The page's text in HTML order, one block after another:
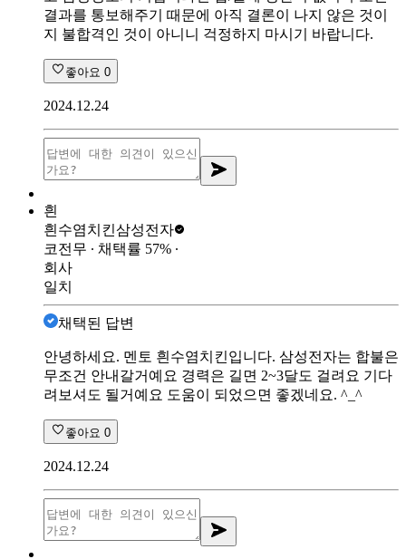
결과를 통보해주기 때문에 아직 결론이 나지 않은 것이
지 불합격인 것이 아니니 걱정하지 마시기 바랍니다.
좋아요 0
2024.12.24
흰
흰수염치킨삼성전자
코전무 ∙ 채택률 57% ∙
회사
일치
채택된 답변
안녕하세요. 멘토 흰수염치킨입니다. 삼성전자는 합불은
무조건 안내갈거예요 경력은 길면 2~3달도 걸려요 기다
려보셔도 될거예요 도움이 되었으면 좋겠네요. ^_^
좋아요 0
2024.12.24